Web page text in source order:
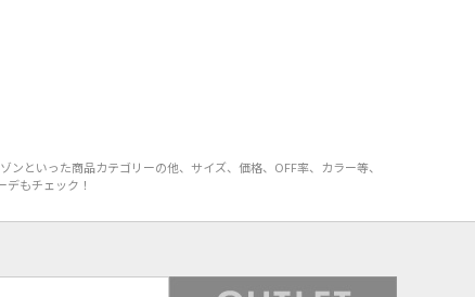
といった商品カテゴリーの他、サイズ、価格、OFF率、カラー等、
もチェック！